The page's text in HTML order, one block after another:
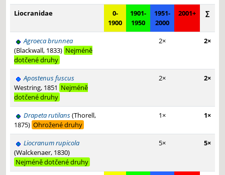
Liocranidae
0-
1900
1901-
1950
1951-
2000
2001+ ∑
Agroeca brunnea
(Blackwall, 1833) Nejméně
dotčené druhy
2× 2×
Apostenus fuscus
Westring, 1851 Nejméně
dotčené druhy
2× 2×
Drapeta rutilans(Thorell,
1875) Ohrožené druhy
1× 1×
Liocranum rupicola
(Walckenaer, 1830)
Nejméně dotčené druhy
5× 5×